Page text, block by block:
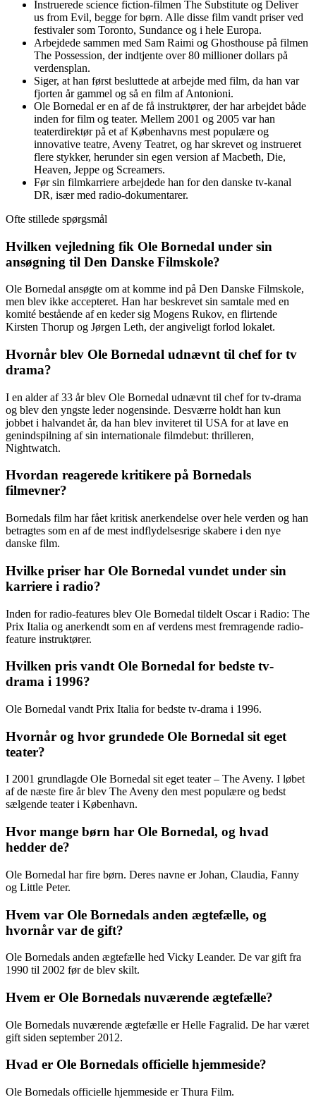
Instruerede science fiction-filmen The Substitute og Deliver
us from Evil, begge for børn. Alle disse film vandt priser ved
festivaler som Toronto, Sundance og i hele Europa.
Arbejdede sammen med Sam Raimi og Ghosthouse på filmen
The Possession, der indtjente over 80 millioner dollars på
verdensplan.
Siger, at han først besluttede at arbejde med film, da han var
fjorten år gammel og så en film af Antonioni.
Ole Bornedal er en af de få instruktører, der har arbejdet både
inden for film og teater. Mellem 2001 og 2005 var han
teaterdirektør på et af Københavns mest populære og
innovative teatre, Aveny Teatret, og har skrevet og instrueret
flere stykker, herunder sin egen version af Macbeth, Die,
Heaven, Jeppe og Screamers.
Før sin filmkarriere arbejdede han for den danske tv-kanal
DR, især med radio-dokumentarer.
Ofte stillede spørgsmål
Hvilken vejledning fik Ole Bornedal under sin
ansøgning til Den Danske Filmskole?
Ole Bornedal ansøgte om at komme ind på Den Danske Filmskole,
men blev ikke accepteret. Han har beskrevet sin samtale med en
komité bestående af en keder sig Mogens Rukov, en flirtende
Kirsten Thorup og Jørgen Leth, der angiveligt forlod lokalet.
Hvornår blev Ole Bornedal udnævnt til chef for tv
drama?
I en alder af 33 år blev Ole Bornedal udnævnt til chef for tv-drama
og blev den yngste leder nogensinde. Desværre holdt han kun
jobbet i halvandet år, da han blev inviteret til USA for at lave en
genindspilning af sin internationale filmdebut: thrilleren,
Nightwatch.
Hvordan reagerede kritikere på Bornedals
filmevner?
Bornedals film har fået kritisk anerkendelse over hele verden og han
betragtes som en af de mest indflydelsesrige skabere i den nye
danske film.
Hvilke priser har Ole Bornedal vundet under sin
karriere i radio?
Inden for radio-features blev Ole Bornedal tildelt Oscar i Radio: The
Prix Italia og anerkendt som en af ​​verdens mest fremragende radio-
feature instruktører.
Hvilken pris vandt Ole Bornedal for bedste tv-
drama i 1996?
Ole Bornedal vandt Prix Italia for bedste tv-drama i 1996.
Hvornår og hvor grundede Ole Bornedal sit eget
teater?
I 2001 grundlagde Ole Bornedal sit eget teater – The Aveny. I løbet
af de næste fire år blev The Aveny den mest populære og bedst
sælgende teater i København.
Hvor mange børn har Ole Bornedal, og hvad
hedder de?
Ole Bornedal har fire børn. Deres navne er Johan, Claudia, Fanny
og Little Peter.
Hvem var Ole Bornedals anden ægtefælle, og
hvornår var de gift?
Ole Bornedals anden ægtefælle hed Vicky Leander. De var gift fra
1990 til 2002 før de blev skilt.
Hvem er Ole Bornedals nuværende ægtefælle?
Ole Bornedals nuværende ægtefælle er Helle Fagralid. De har været
gift siden september 2012.
Hvad er Ole Bornedals officielle hjemmeside?
Ole Bornedals officielle hjemmeside er Thura Film.